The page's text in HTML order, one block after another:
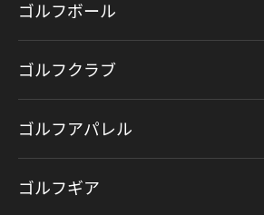
ゴルフボール
ゴルフクラブ
ゴルフアパレル
ゴルフギア